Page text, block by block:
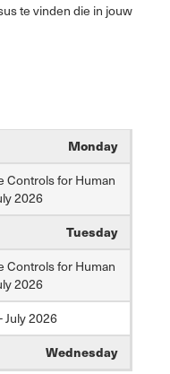
te vinden die in jouw
Monday
Controls for Human
2026
Tuesday
Controls for Human
2026
July 2026
Wednesday